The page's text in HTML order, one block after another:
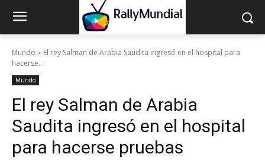
Mundo
El rey Salman de Arabia Saudita ingresó en el hospital para
hacerse...
Mundo
El rey Salman de Arabia
Saudita ingresó en el hospital
para hacerse pruebas